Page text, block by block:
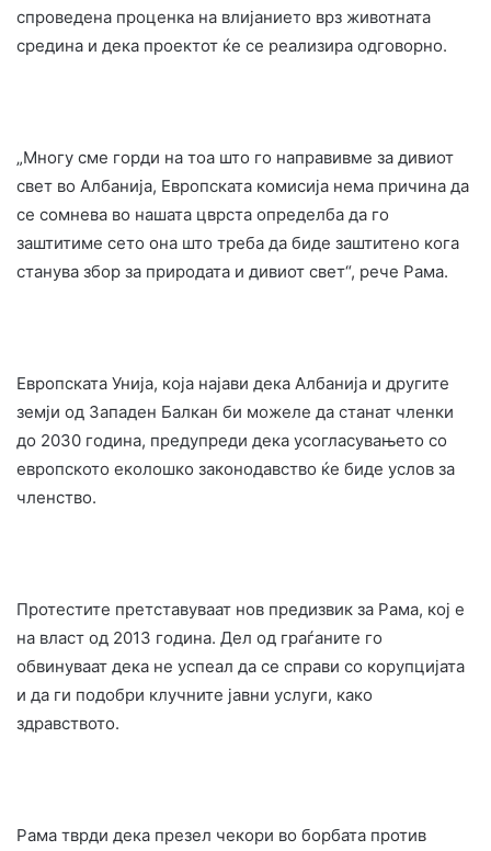
спроведена проценка на влијанието врз животната
средина и дека проектот ќе се реализира одговорно.
„Многу сме горди на тоа што го направивме за дивиот
свет во Албанија, Европската комисија нема причина да
се сомнева во нашата цврста определба да го
заштитиме сето она што треба да биде заштитено кога
станува збор за природата и дивиот свет“, рече Рама.
Европската Унија, која најави дека Албанија и другите
земји од Западен Балкан би можеле да станат членки
до 2030 година, предупреди дека усогласувањето со
европското еколошко законодавство ќе биде услов за
членство.
Протестите претставуваат нов предизвик за Рама, кој е
на власт од 2013 година. Дел од граѓаните го
обвинуваат дека не успеал да се справи со корупцијата
и да ги подобри клучните јавни услуги, како
здравството.
Рама тврди дека презел чекори во борбата против